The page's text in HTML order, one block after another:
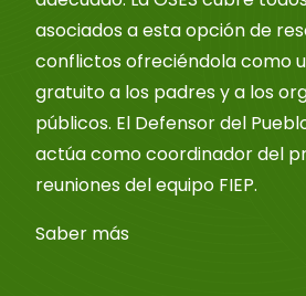
asociados a esta opción de
conflictos ofreciéndola como
gratuito a los padres y a los
públicos. El Defensor del
actúa como coordinador del
reuniones del equipo FIEP.
Saber más